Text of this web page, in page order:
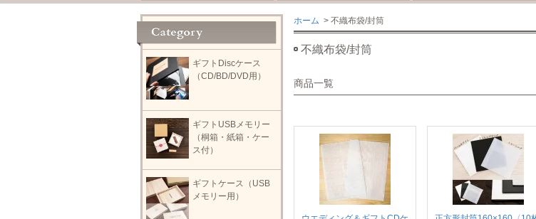
ホーム > 不織布袋/封筒
不織布袋/封筒
商品一覧
ギフトDiscケース
（CD/BD/DVD用）
ギフトUSBメモリー
（桐箱・紙箱・ケー
ス付）
ギフトケース（USB
メモリー用）